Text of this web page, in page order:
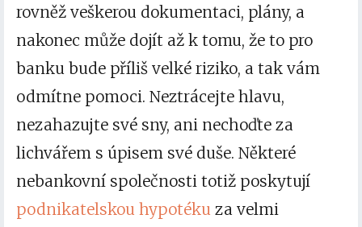
rovněž veškerou dokumentaci, plány, a
nakonec může dojít až k tomu, že to pro
banku bude příliš velké riziko, a tak vám
odmítne pomoci. Neztrácejte hlavu,
nezahazujte své sny, ani nechoďte za
lichvářem s úpisem své duše. Některé
nebankovní společnosti totiž poskytují
podnikatelskou hypotéku za velmi